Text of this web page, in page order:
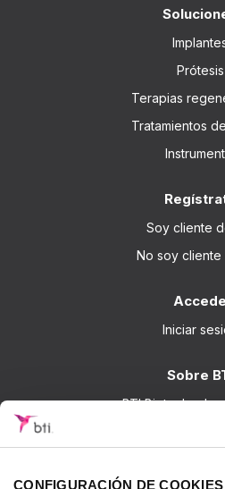
CONFIGURACIÓN DE COOKIES
Prótesis
Terapias
Tratamientos
Soy cliente
No soy cliente
Accede
Iniciar
Sobre
BTI